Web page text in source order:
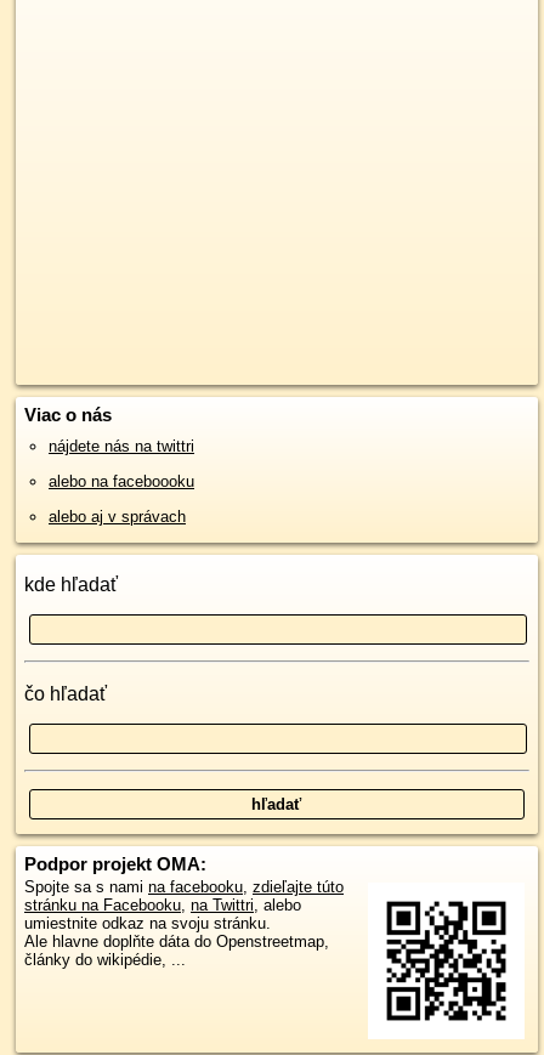
Viac o nás
nájdete nás na twittri
alebo na faceboooku
alebo aj v správach
kde hľadať
čo hľadať
Podpor projekt OMA:
Spojte sa s nami na facebooku, zdieľajte túto
stránku na Facebooku, na Twittri, alebo
umiestnite odkaz na svoju stránku.
Ale hlavne doplňte dáta do Openstreetmap,
články do wikipédie, ...